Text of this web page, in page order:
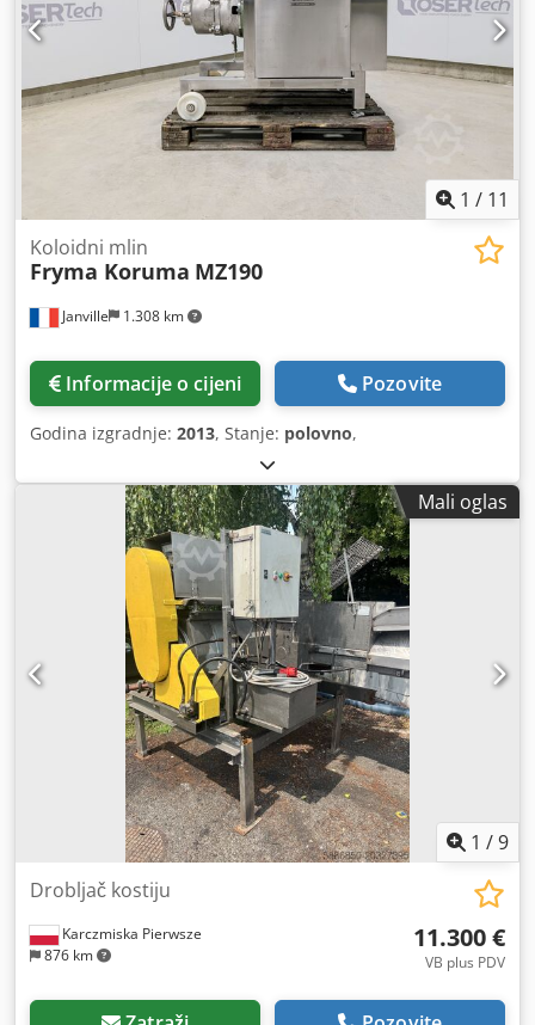
1 / 11
Janville 1.308 km
Koloidni mlin
Fryma Koruma MZ190
Informacije o cijeni Pozovite
Godina izgradnje: 2013, Stanje: polovno,
Mali oglas
1 /9
Karczmiska Pierwsze
876 km
Drobljač kostiju
11.300 €
VB plus PDV